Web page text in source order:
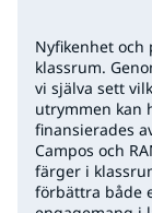
Nyfikenhet
klassrum.
vi själva sett
utrymmen kan
finansierades
Campos och
färger i
förbättra både